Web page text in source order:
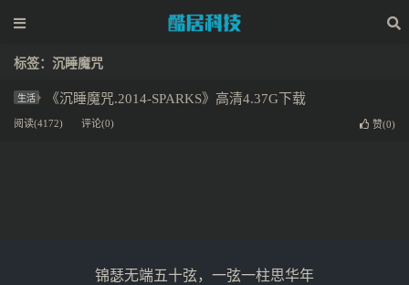
标签：沉睡魔咒
生活 《沉睡魔咒.2014-SPARKS》高清4.37G下载
阅读(4172) 评论(0) 赞(0)
锦瑟无端五十弦，一弦一柱思华年